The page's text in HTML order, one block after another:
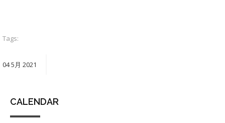
Tags:
045月 2021
CALENDAR